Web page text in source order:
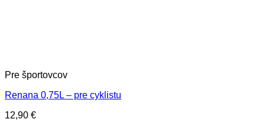
Pre športovcov
Renana 0,75L – pre cyklistu
12,90 €